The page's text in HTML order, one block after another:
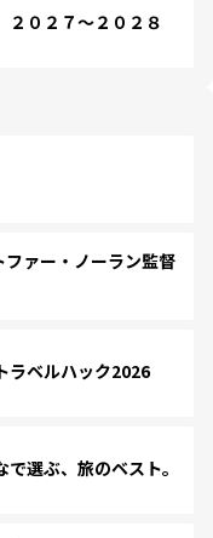
０２７～２０２８
ァー・ノーラン監督
ベルハック2026
選ぶ、旅のベスト。